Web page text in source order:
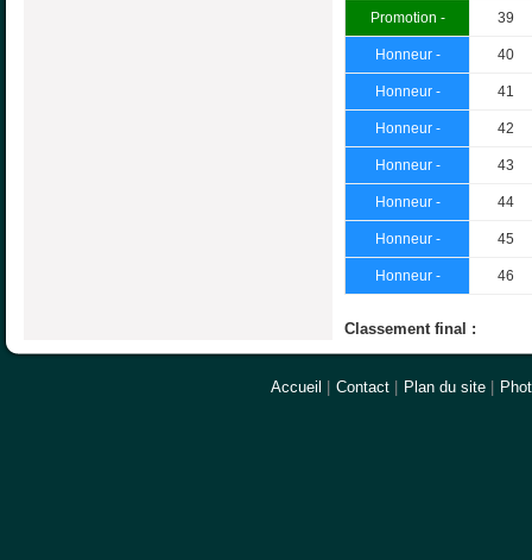
Promotion - 39
Honneur - 40
Honneur - 41
Honneur - 42
Honneur - 43
Honneur - 44
Honneur - 45
Honneur - 46
Classement final :
Accueil Contact Plan du site